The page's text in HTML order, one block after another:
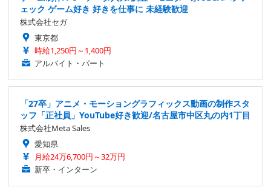
ェック ゲーム好き 好きを仕事に 未経験歓迎
株式会社セガ
東京都
時給1,250円～1,400円
アルバイト・パート
「27卒」アニメ・モーショングラフィックス動画の制作スタ
ッフ「正社員」YouTube好き歓迎/名古屋市中区丸の内1丁目
株式会社Meta Sales
愛知県
月給24万6,700円～32万円
新卒・インターン